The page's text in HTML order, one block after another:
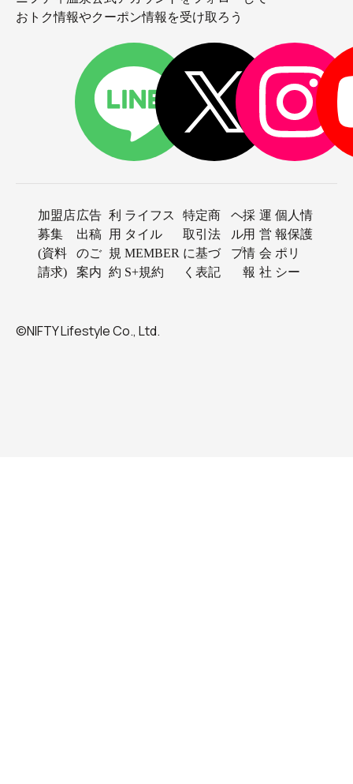
おトク情報やクーポン情報を受け取ろう
加盟店
募集
(資料
請求)
広告
出稿
のご
案内
利
用
規
約
ライフス
タイル
MEMBER
S+規約
特定商
取引法
に基づ
く表記
ヘ
ル
プ
採
用
情
報
運
営
会
社
個人情
報保護
ポリ
シー
©NIFTY Lifestyle Co., Ltd.